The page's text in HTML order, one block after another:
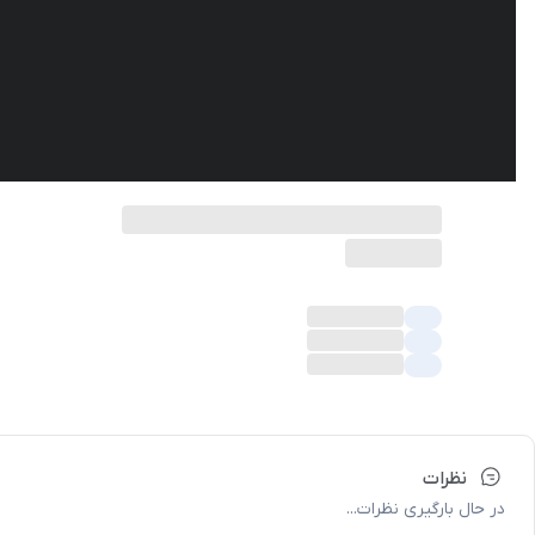
نظرات
در حال بارگیری نظرات...